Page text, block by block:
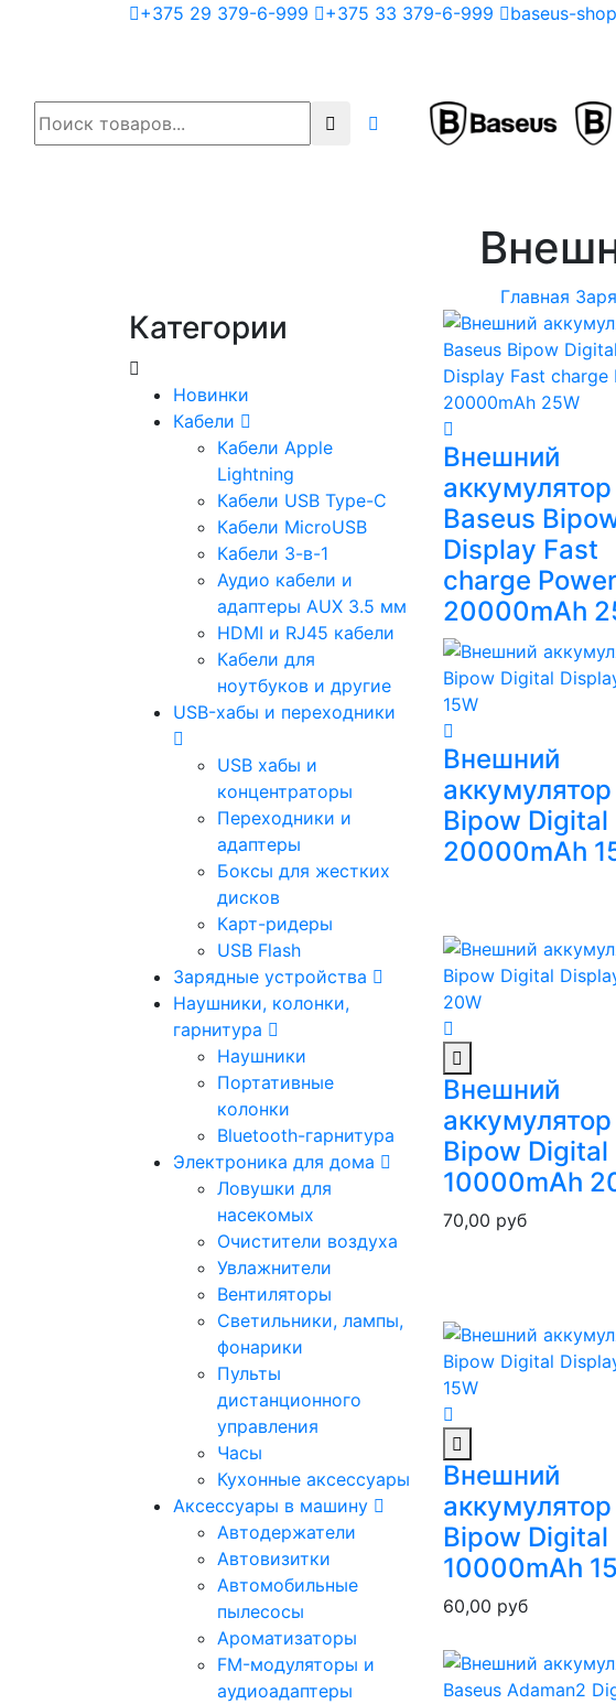
+375 29 379-6-999 +375 33 379-6-999 baseus-
Главная
Категории
Новинки
Кабели
Кабели Apple
Lightning
Кабели USB Type-C
Кабели MicroUSB
Кабели 3-в-1
Аудио кабели и
адаптеры AUX 3.5 мм
HDMI и RJ45 кабели
Кабели для
ноутбуков и другие
USB-хабы и переходники
USB хабы и
концентраторы
Переходники и
адаптеры
Боксы для жестких
дисков
Карт-ридеры
USB Flash
Зарядные устройства
Наушники, колонки,
гарнитура
Наушники
Портативные
колонки
Bluetooth-гарнитура
Электроника для дома
Ловушки для
насекомых
Очистители воздуха
Увлажнители
Вентиляторы
Светильники, лампы,
фонарики
Пульты
дистанционного
управления
Часы
Кухонные аксессуары
Аксессуары в машину
Автодержатели
Автовизитки
Автомобильные
пылесосы
Ароматизаторы
FM-модуляторы и
аудиоадаптеры
Внешний
аккумулятор
Baseus
Display Fast
charge
20000mAh
Внешний
Bipow Digital
20000mAh
Внешний
Bipow Digital
10000mAh
70,00 руб
Внешний
Bipow Digital
10000mAh
60,00 руб